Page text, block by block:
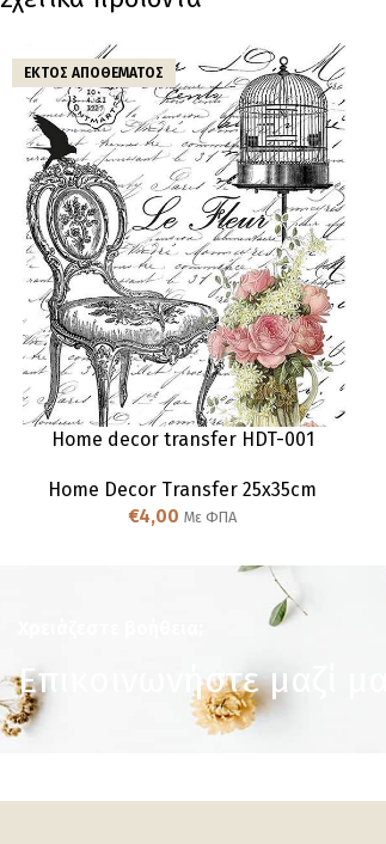
ΕΚΤΌΣ ΑΠΟΘΈΜΑΤΟΣ
Home decor transfer HDT-001
Home Decor Transfer 25x35cm
€4,00 Με ΦΠΑ
Επικοινωνήστε μαζί μας